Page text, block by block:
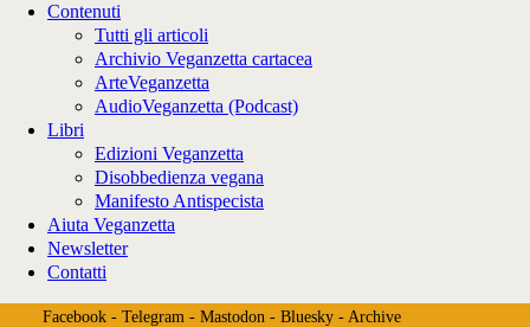
Contenuti
Tutti gli articoli
Archivio Veganzetta cartacea
ArteVeganzetta
AudioVeganzetta (Podcast)
Libri
Edizioni Veganzetta
Disobbedienza vegana
Manifesto Antispecista
Aiuta Veganzetta
Newsletter
Contatti
Facebook- Telegram- Mastodon- Bluesky- Archive